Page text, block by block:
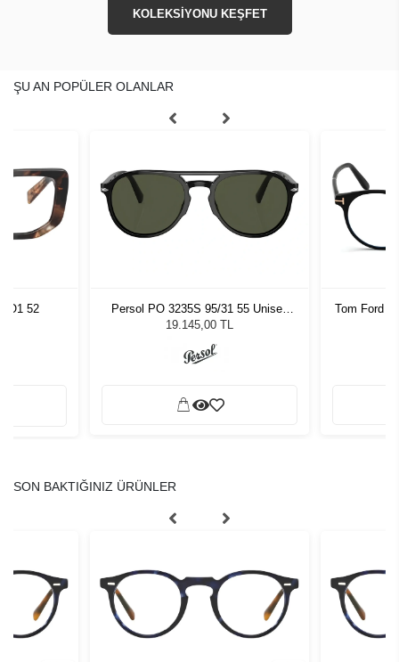
KOLEKSİYONU KEŞFET
ŞU AN POPÜLER OLANLAR
52
Persol PO 3235S 95/31 55 Unisex
Güneş Gözlüğü
19.145,00 TL
Tom Ford
SON BAKTIĞINIZ ÜRÜNLER